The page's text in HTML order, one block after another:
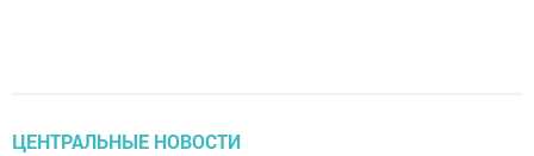
ЦЕНТРАЛЬНЫЕ НОВОСТИ